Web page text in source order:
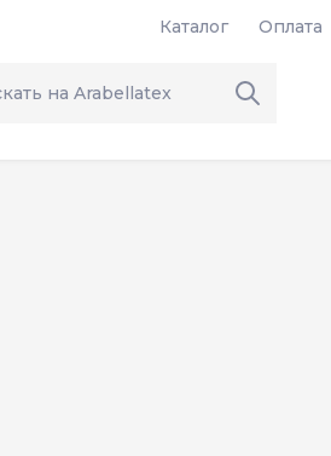
Каталог Оплата